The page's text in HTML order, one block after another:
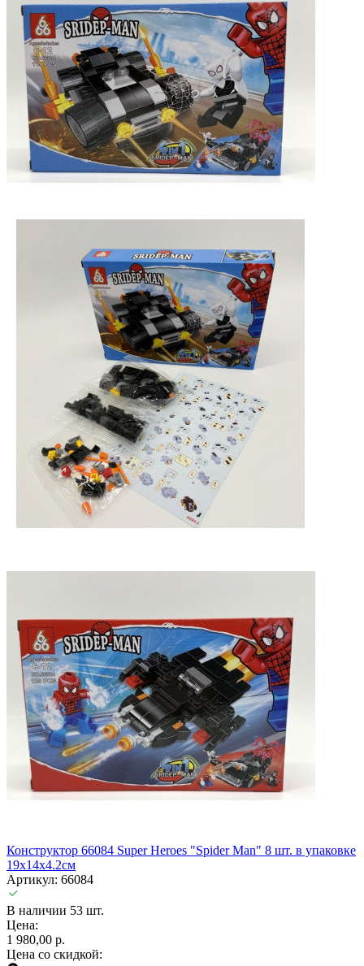
Конструктор 66084 Super Heroes "Spider Man" 8 шт. в упаковке
19х14х4.2см
Артикул: 66084
В наличии 53 шт.
Цена:
1 980,00 р.
Цена со скидкой: